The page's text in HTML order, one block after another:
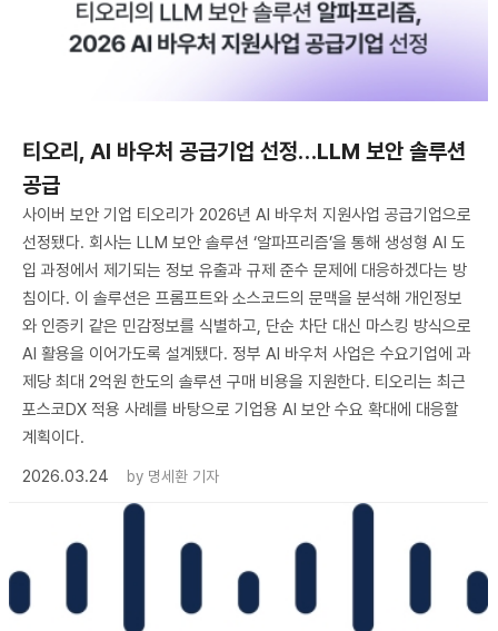
티오리, AI 바우처 공급기업 선정…LLM 보안 솔루션
공급
사이버 보안 기업 티오리가 2026년 AI 바우처 지원사업 공급기업으로
선정됐다. 회사는 LLM 보안 솔루션 ‘알파프리즘’을 통해 생성형 AI 도
입 과정에서 제기되는 정보 유출과 규제 준수 문제에 대응하겠다는 방
침이다. 이 솔루션은 프롬프트와 소스코드의 문맥을 분석해 개인정보
와 인증키 같은 민감정보를 식별하고, 단순 차단 대신 마스킹 방식으로
AI 활용을 이어가도록 설계됐다. 정부 AI 바우처 사업은 수요기업에 과
제당 최대 2억원 한도의 솔루션 구매 비용을 지원한다. 티오리는 최근
포스코DX 적용 사례를 바탕으로 기업용 AI 보안 수요 확대에 대응할
계획이다.
2026.03.24
by 명세환 기자